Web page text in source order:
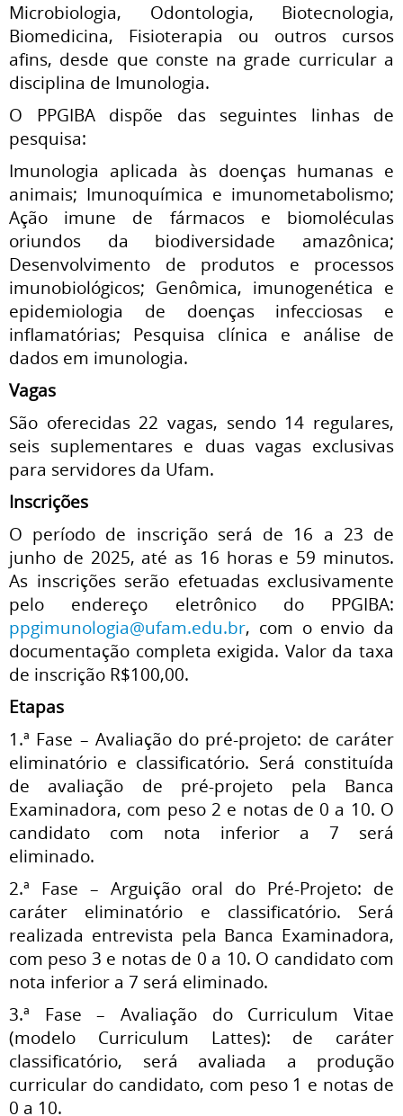
Microbiologia, Odontologia, Biotecnologia,
Biomedicina, Fisioterapia ou outros cursos
afins, desde que conste na grade curricular a
disciplina de Imunologia.
O PPGIBA dispõe das seguintes linhas de
pesquisa:
Imunologia aplicada às doenças humanas e
animais; Imunoquímica e imunometabolismo;
Ação imune de fármacos e biomoléculas
oriundos da biodiversidade amazônica;
Desenvolvimento de produtos e processos
imunobiológicos; Genômica, imunogenética e
epidemiologia de doenças infecciosas e
inflamatórias; Pesquisa clínica e análise de
dados em imunologia.
Vagas
São oferecidas 22 vagas, sendo 14 regulares,
seis suplementares e duas vagas exclusivas
para servidores da Ufam.
Inscrições
O período de inscrição será de 16 a 23 de
junho de 2025, até as 16 horas e 59 minutos.
As inscrições serão efetuadas exclusivamente
pelo endereço eletrônico do PPGIBA:
ppgimunologia@ufam.edu.br, com o envio da
documentação completa exigida. Valor da taxa
de inscrição R$100,00.
Etapas
1.ª Fase – Avaliação do pré-projeto: de caráter
eliminatório e classificatório. Será constituída
de avaliação de pré-projeto pela Banca
Examinadora, com peso 2 e notas de 0 a 10. O
candidato com nota inferior a 7 será
eliminado.
2.ª Fase – Arguição oral do Pré-Projeto: de
caráter eliminatório e classificatório. Será
realizada entrevista pela Banca Examinadora,
com peso 3 e notas de 0 a 10. O candidato com
nota inferior a 7 será eliminado.
3.ª Fase – Avaliação do Curriculum Vitae
(modelo Curriculum Lattes): de caráter
classificatório, será avaliada a produção
curricular do candidato, com peso 1 e notas de
0 a 10.